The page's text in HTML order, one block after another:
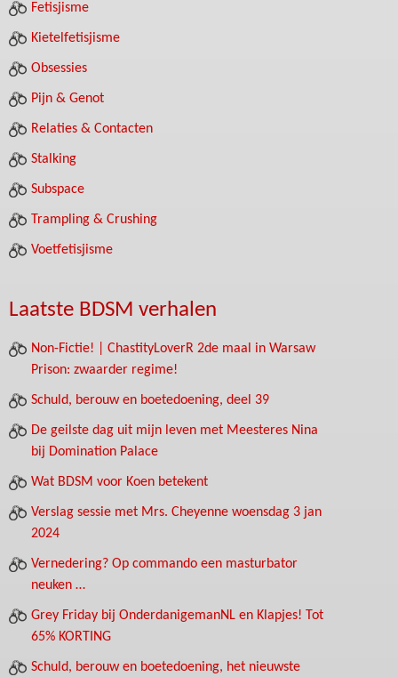
Fetisjisme
Kietelfetisjisme
Obsessies
Pijn & Genot
Relaties & Contacten
Stalking
Subspace
Trampling & Crushing
Voetfetisjisme
Laatste BDSM verhalen
Non-Fictie! | ChastityLoverR 2de maal in Warsaw
Prison: zwaarder regime!
Schuld, berouw en boetedoening, deel 39
De geilste dag uit mijn leven met Meesteres Nina
bij Domination Palace
Wat BDSM voor Koen betekent
Verslag sessie met Mrs. Cheyenne woensdag 3 jan
2024
Vernedering? Op commando een masturbator
neuken …
Grey Friday bij OnderdanigemanNL en Klapjes! Tot
65% KORTING
Schuld, berouw en boetedoening, het nieuwste